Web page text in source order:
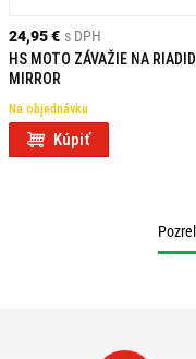
24,95 € s DPH
HS MOTO ZÁVAŽIE NA
MIRROR
Na objednávku
Kúpiť